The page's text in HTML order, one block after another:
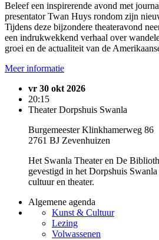
Beleef een inspirerende avond met
presentator Twan Huys rondom zijn
Tijdens deze bijzondere theateravond
een indrukwekkend verhaal over
groei en de actualiteit van de
Meer informatie
vr 30 okt 2026
20:15
Theater Dorpshuis Swanla
Burgemeester Klinkhamerweg 86
2761 BJ Zevenhuizen
Het Swanla Theater en De
gevestigd in het Dorpshuis
cultuur en theater.
Algemene agenda
Kunst & Cultuur
Lezing
Volwassenen